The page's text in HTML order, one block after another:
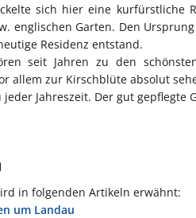
sich hier eine kurfürstliche
englischen Garten. Den
Residenz entstand.
seit Jahren zu den
allem zur Kirschblüte absolut
jeder Jahreszeit. Der gut
in folgenden Artikeln erwähnt:
um Landau